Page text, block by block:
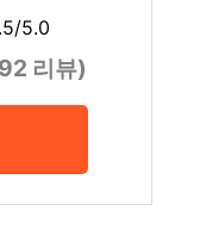
5.0
리뷰)